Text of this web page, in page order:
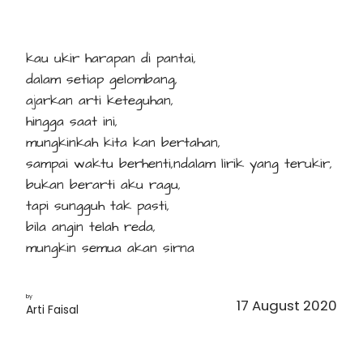
kau ukir harapan di pantai,
dalam setiap gelombang,
ajarkan arti keteguhan,
hingga saat ini,
mungkinkah kita kan bertahan,
sampai waktu berhenti,ndalam lirik yang terukir,
bukan berarti aku ragu,
tapi sungguh tak pasti,
bila angin telah reda,
mungkin semua akan sirna
by
Arti Faisal 17 August 2020